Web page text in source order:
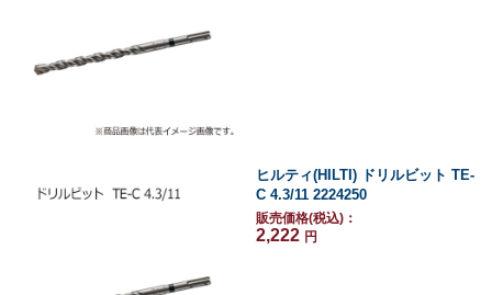
ヒルティ(HILTI) ドリルビット TE-
C 4.3/11 2224250
販売価格(税込)：
2,222 円